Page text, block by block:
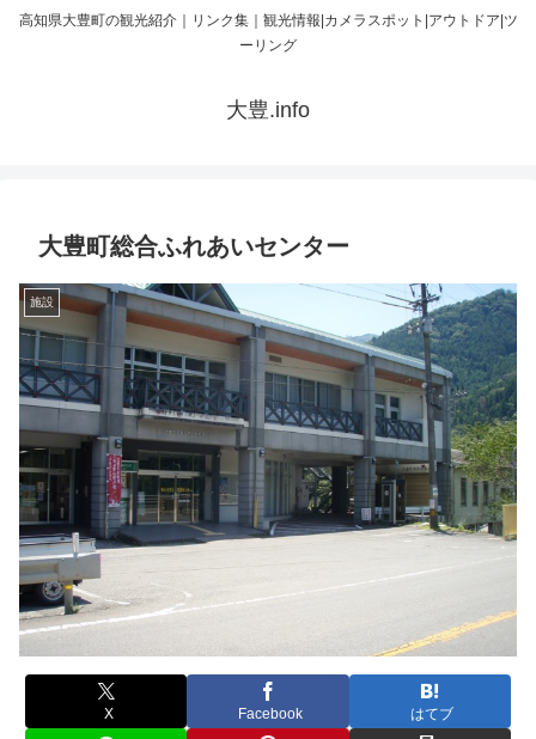
高知県大豊町の観光紹介｜リンク集｜観光情報|カメラスポット|アウトドア|ツ
ーリング
大豊.info
大豊町総合ふれあいセンター
施設
X Facebook はてブ